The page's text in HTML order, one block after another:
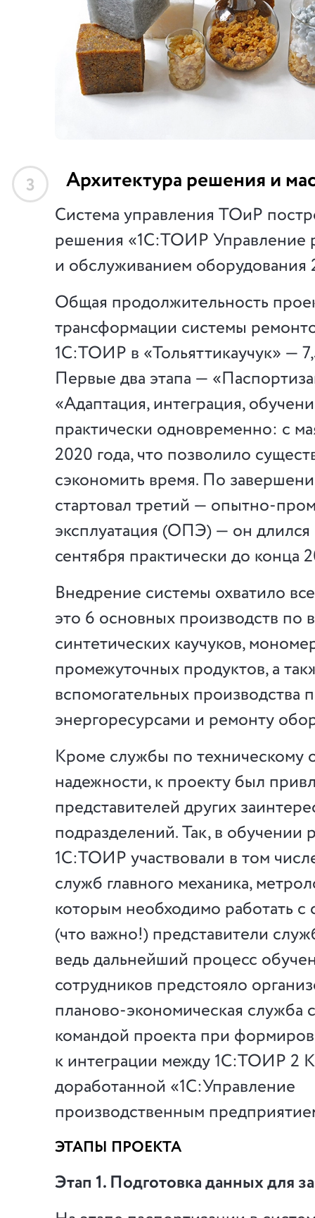
3 Архитектура решения и
Система управления ТОиР
решения «1С:ТОИР Управление
и обслуживанием
Общая продолжительность
трансформации системы
1С:ТОИР в «Тольяттикаучук» —
Первые два этапа —
«Адаптация, интеграция,
практически одновременно: с
2020 года, что позволило
сэкономить время. По
стартовал третий — опытно-
эксплуатация (ОПЭ) — он
сентября практически до конца
Внедрение системы охватило
это 6 основных производств по
синтетических каучуков,
промежуточных продуктов, а
вспомогательных производства
энергоресурсами и ремонту
Кроме службы по техническому
надежности, к проекту был
представителей других
подразделений. Так, в обучении
1С:ТОИР участвовали в том
служб главного механика,
которым необходимо работать с
(что важно!) представители
ведь дальнейший процесс
сотрудников предстояло
планово-экономическая служба
командой проекта при
к интеграции между 1С:ТОИР 2
доработанной «1С:Управление
производственным
ЭТАПЫ ПРОЕКТА
Этап 1. Подготовка данных для